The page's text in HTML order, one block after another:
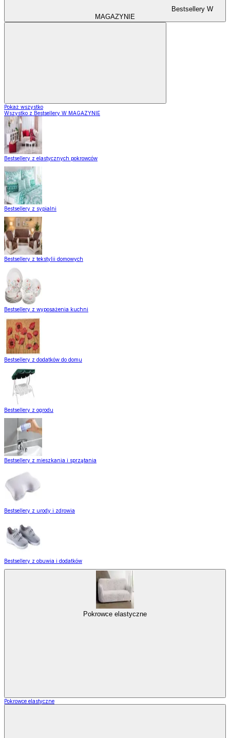
Bestsellery W
MAGAZYNIE
Pokaż wszystko
Wszystko z Bestsellery W MAGAZYNIE
Bestsellery z elastycznych pokrowców
Bestsellery z sypialni
Bestsellery z tekstylii domowych
Bestsellery z wyposażenia kuchni
Bestsellery z dodatków do domu
Bestsellery z ogrodu
Bestsellery z mieszkania i sprzątania
Bestsellery z urody i zdrowia
Bestsellery z obuwia i dodatków
Pokrowce elastyczne
Pokrowce elastyczne